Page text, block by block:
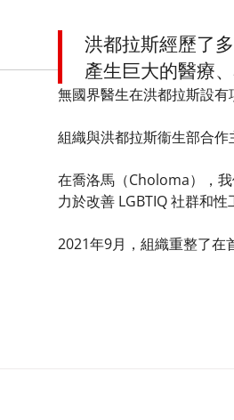
洪都拉斯經歷了
產生巨大的醫療
無國界醫生在洪都拉斯設
組織與洪都拉斯衞生部合作
在喬洛馬（Choloma），
力於改善 LGBTIQ 社群和性
2021年9月，組織重整了在